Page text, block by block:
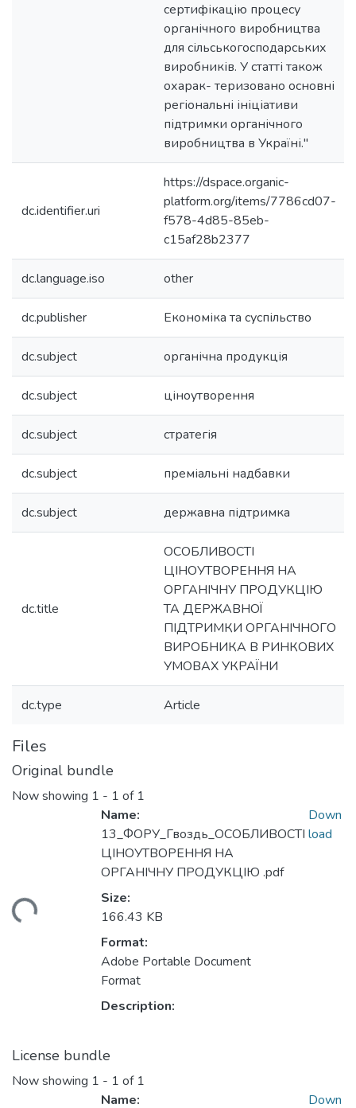
сертифікацію процесу
органічного виробництва
для сільськогосподарських
виробників. У статті також
охарак- теризовано основні
регіональні ініціативи
підтримки органічного
виробництва в Україні."
dc.identifier.uri
https://dspace.organic-
platform.org/items/7786cd07-
f578-4d85-85eb-
c15af28b2377
dc.language.iso other
dc.publisher Економіка та суспільство
dc.subject органічна продукція
dc.subject ціноутворення
dc.subject стратегія
dc.subject преміальні надбавки
dc.subject державна підтримка
dc.title
ОСОБЛИВОСТІ
ЦІНОУТВОРЕННЯ НА
ОРГАНІЧНУ ПРОДУКЦІЮ
ТА ДЕРЖАВНОЇ
ПІДТРИМКИ ОРГАНІЧНОГО
ВИРОБНИКА В РИНКОВИХ
УМОВАХ УКРАЇНИ
dc.type Article
Files
Original bundle
Now showing 1 - 1 of 1
Name:
13_ФОРУ_Гвоздь_ОСОБЛИВОСТІ
ЦІНОУТВОРЕННЯ НА
ОРГАНІЧНУ ПРОДУКЦІЮ .pdf
Size:
166.43 KB
Format:
Adobe Portable Document
Format
Description:
Down
load
License bundle
Now showing 1 - 1 of 1
Name:
Down